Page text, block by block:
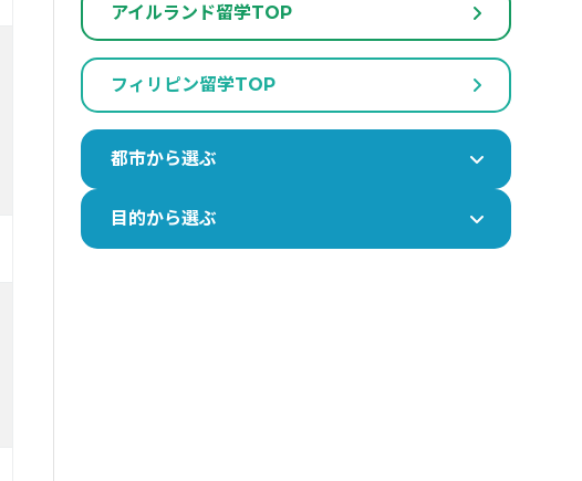
アイルランド留学TOP
フィリピン留学TOP
都市から選ぶ
目的から選ぶ